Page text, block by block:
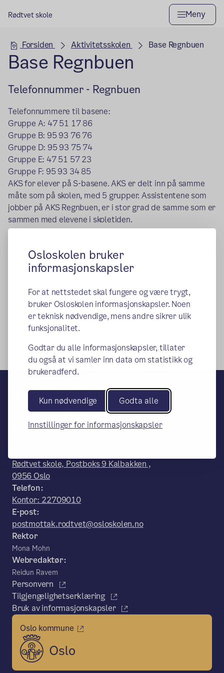
Osloskolen bruker
informasjonskapsler
For at nettstedet skal fungere og være trygt,
bruker Osloskolen informasjonskapsler. Noen
er teknisk nødvendige, mens andre sikrer ulik
funksjonalitet.
Godtar du alle informasjonskapsler, tillater
du også at vi samler inn data om statistikk og
brukeradferd.
Kun nødvendige Godta alle
Innstillinger for informasjonskapsler
Rødtvet skole Meny
Hovedseksjon
Forsiden Aktivitetsskolen Base Regnbuen
Base Regnbuen
Telefonnummer - Regnbuen
Telefonnummere til basene:
Gruppe A: 47 51 17 86
Gruppe B: 95 93 76 76
Gruppe D: 95 93 75 74
Gruppe E: 47 51 57 23
Gruppe F: 95 93 34 85
AKS for elever på S-basene. AKS er delt inn på samme
måte som på skolen, med 5 grupper. Assistentene som
jobber på AKS Regnbuen, er i stor grad de samme som er
sammen med elevene i skoletiden.
Publisert:05.04.2016 Endret:24.02.2026
Aktivitetsplaner
Rødtvet skole
– en del av Osloskolen
Besøks- og leveringsadresse:
Rødtvet skole, Postboks 9 Kalbakken ,
0956 Oslo
Telefon:
Kontor: 22709010
E-post:
postmottak.rodtvet@osloskolen.no
Rektor
Mona Mohn
Webredaktør:
Reidun Ravem
Personvern
Tilgjengelighetserklæring
Bruk av informasjonskapsler
Oslo kommune